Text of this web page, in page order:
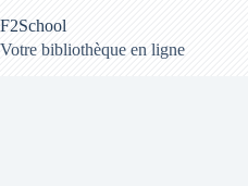
au
contenu
F2School
Votre bibliothèque en ligne